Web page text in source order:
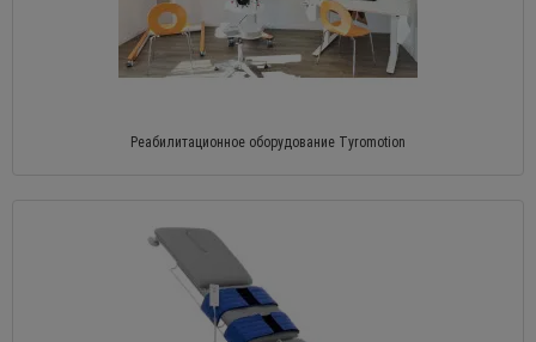
Реабилитационное оборудование Tyromotion